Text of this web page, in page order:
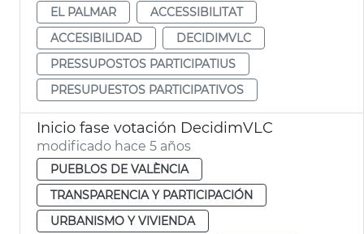
EL PALMAR
ACCESSIBILITAT
ACCESIBILIDAD
DECIDIMVLC
PRESSUPOSTOS PARTICIPATIUS
PRESUPUESTOS PARTICIPATIVOS
Inicio fase votación DecidimVLC
modificado hace 5 años
PUEBLOS DE VALÈNCIA
TRANSPARENCIA Y PARTICIPACIÓN
URBANISMO Y VIVIENDA